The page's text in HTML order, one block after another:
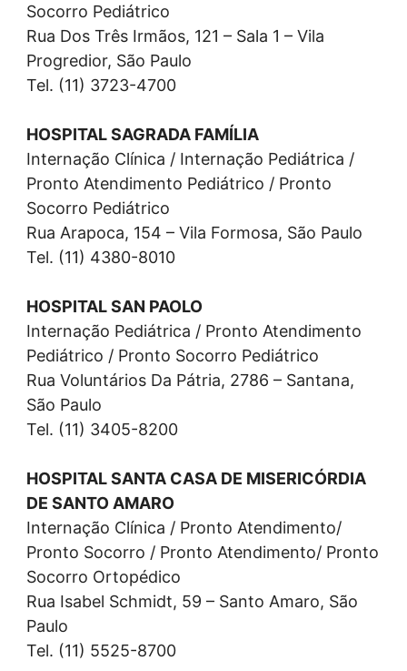
Socorro Pediátrico
Rua Dos Três Irmãos, 121 – Sala 1 – Vila
Progredior, São Paulo
Tel. (11) 3723-4700
HOSPITAL SAGRADA FAMÍLIA
Internação Clínica / Internação Pediátrica /
Pronto Atendimento Pediátrico / Pronto
Socorro Pediátrico
Rua Arapoca, 154 – Vila Formosa, São Paulo
Tel. (11) 4380-8010
HOSPITAL SAN PAOLO
Internação Pediátrica / Pronto Atendimento
Pediátrico / Pronto Socorro Pediátrico
Rua Voluntários Da Pátria, 2786 – Santana,
São Paulo
Tel. (11) 3405-8200
HOSPITAL SANTA CASA DE MISERICÓRDIA
DE SANTO AMARO
Internação Clínica / Pronto Atendimento/
Pronto Socorro / Pronto Atendimento/ Pronto
Socorro Ortopédico
Rua Isabel Schmidt, 59 – Santo Amaro, São
Paulo
Tel. (11) 5525-8700